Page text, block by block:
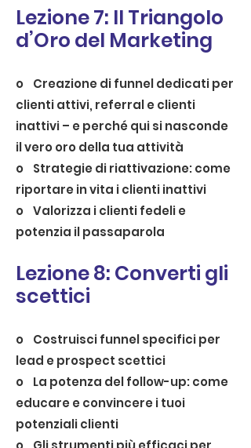
Lezione 7: Il Triangolo
d’Oro del Marketing
o Creazione di funnel dedicati per
clienti attivi, referral e clienti
inattivi – e perché qui si nasconde
il vero oro della tua attività
o Strategie di riattivazione: come
riportare in vita i clienti inattivi
o Valorizza i clienti fedeli e
potenzia il passaparola
Lezione 8: Converti gli
scettici
o Costruisci funnel specifici per
lead e prospect scettici
o La potenza del follow-up: come
educare e convincere i tuoi
potenziali clienti